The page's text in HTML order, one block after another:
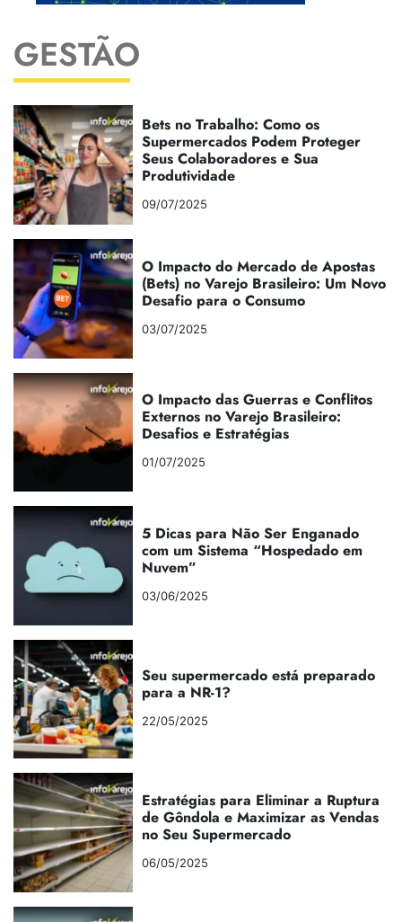
GESTÃO
Bets no Trabalho: Como os
Supermercados Podem Proteger
Seus Colaboradores e Sua
Produtividade
09/07/2025
O Impacto do Mercado de Apostas
(Bets) no Varejo Brasileiro: Um Novo
Desafio para o Consumo
03/07/2025
O Impacto das Guerras e Conflitos
Externos no Varejo Brasileiro:
Desafios e Estratégias
01/07/2025
5 Dicas para Não Ser Enganado
com um Sistema “Hospedado em
Nuvem”
03/06/2025
Seu supermercado está preparado
para a NR-1?
22/05/2025
Estratégias para Eliminar a Ruptura
de Gôndola e Maximizar as Vendas
no Seu Supermercado
06/05/2025